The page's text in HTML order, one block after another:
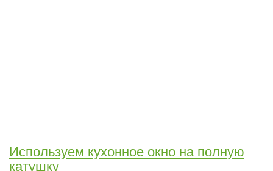
Используем кухонное окно на полную
катушку